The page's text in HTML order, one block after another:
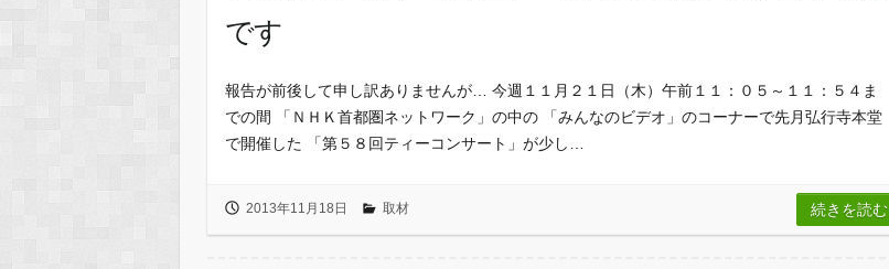
です
報告が前後して申し訳ありませんが… 今週１１月２１日（木）午前１１：０５～１１：５４ま
での間 「ＮＨＫ首都圏ネットワーク」の中の 「みんなのビデオ」のコーナーで先月弘行寺本堂
で開催した 「第５８回ティーコンサート」が少し…
2013年11月18日 取材 続きを読む